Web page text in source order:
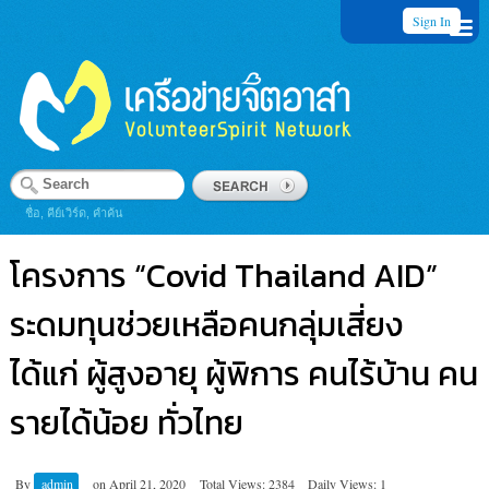
Sign In
ชื่อ, คีย์เวิร์ด, คำค้น
โครงการ “Covid Thailand AID”
ระดมทุนช่วยเหลือคนกลุ่มเสี่ยง
ได้แก่ ผู้สูงอายุ ผู้พิการ คนไร้บ้าน คน
รายได้น้อย ทั่วไทย
By admin on April 21, 2020 Total Views: 2384
Daily Views: 1